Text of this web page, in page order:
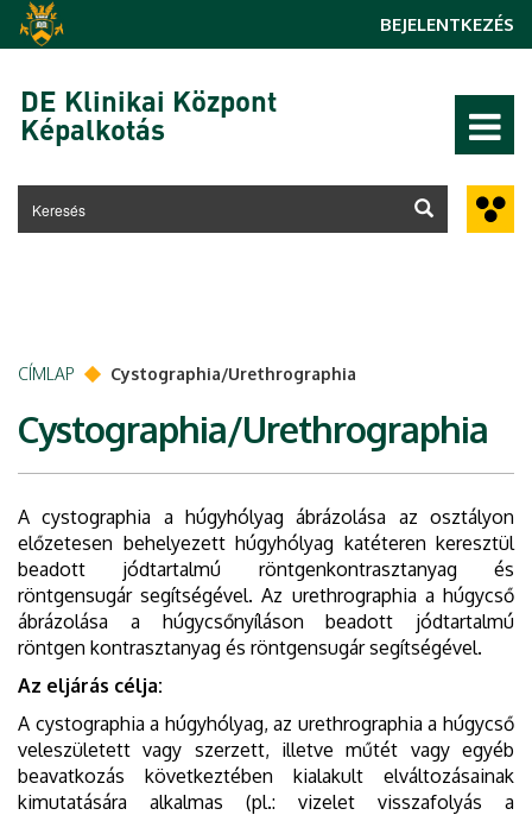
Ugrás a tartalomra
BEJELENTKEZÉS
DE Klinikai Központ
Képalkotás
CÍMLAP Cystographia/Urethrographia
Cystographia/Urethrographia
A cystographia a húgyhólyag ábrázolása az osztályon
előzetesen behelyezett húgyhólyag katéteren keresztül
beadott jódtartalmú röntgenkontrasztanyag és
röntgensugár segítségével. Az urethrographia a húgycső
ábrázolása a húgycsőnyíláson beadott jódtartalmú
röntgen kontrasztanyag és röntgensugár segítségével.
Az eljárás célja:
A cystographia a húgyhólyag, az urethrographia a húgycső
veleszületett vagy szerzett, illetve műtét vagy egyéb
beavatkozás következtében kialakult elváltozásainak
kimutatására alkalmas (pl.: vizelet visszafolyás a